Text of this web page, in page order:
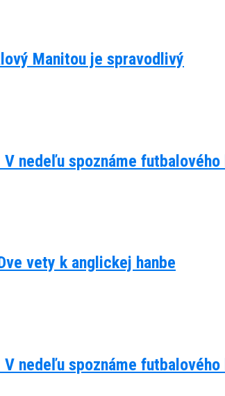
Manitou je spravodlivý
nedeľu spoznáme
vety k anglickej hanbe
nedeľu spoznáme